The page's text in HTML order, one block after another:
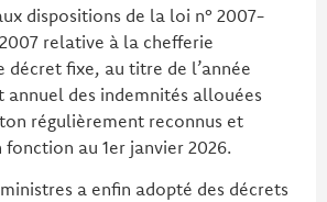
dispositions de la loi n° 2007-
relative à la chefferie
fixe, au titre de l’année
annuel des indemnités allouées
régulièrement reconnus et
au 1er janvier 2026.
a enfin adopté des décrets